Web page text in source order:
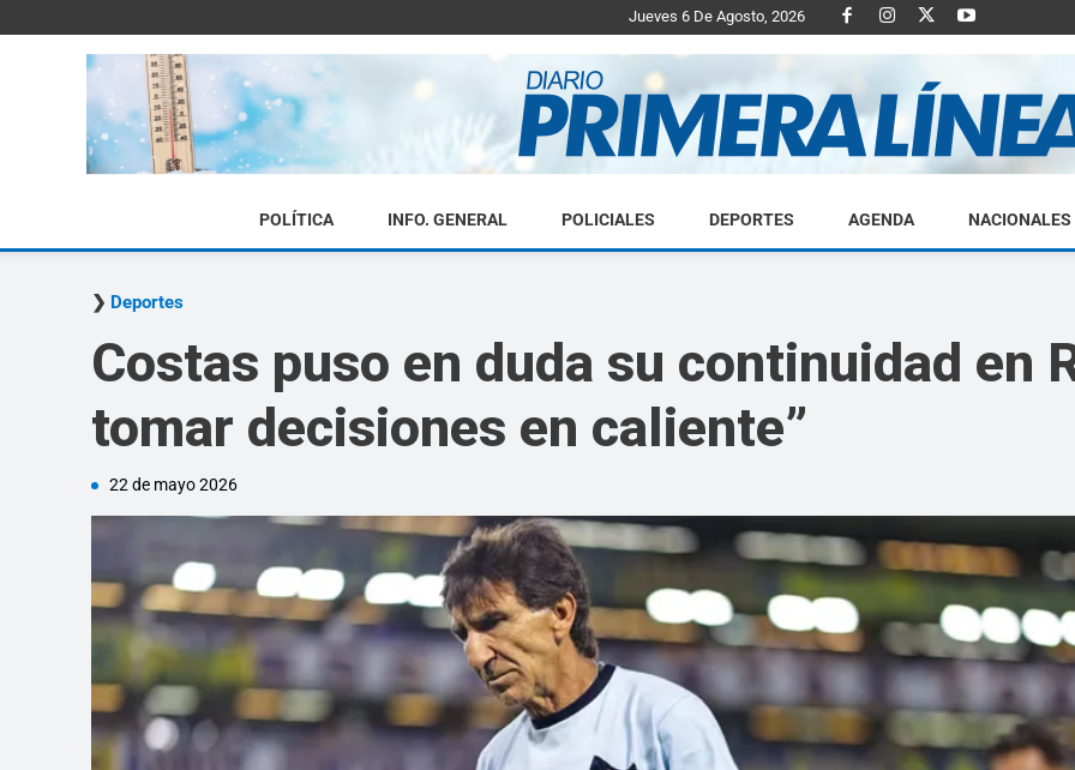
Jueves 6 De Agosto, 2026
Diario
Linea
POLÍTICA INFO. GENERAL POLICIALES DEPORTES AGENDA NACIONALES
Deportes
Costas puso en duda su continuidad en
tomar decisiones en caliente”
22 de mayo 2026